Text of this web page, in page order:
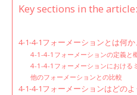
Key sections in the article:
4-1-4-1フォーメーションとは何
4-1-4-1フォーメーションの定義と
4-1-4-1フォーメーションにおける
他のフォーメーションとの比較
4-1-4-1フォーメーションはどの